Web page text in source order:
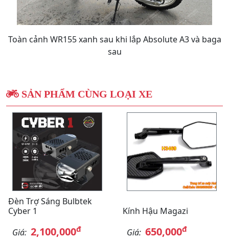
Toàn cảnh WR155 xanh sau khi lắp Absolute A3 và baga
sau
SẢN PHẨM CÙNG LOẠI XE
Đèn Trợ Sáng Bulbtek
Cyber 1
Giá: 2,100,000đ
Kính Hậu Magazi
Giá: 650,000đ